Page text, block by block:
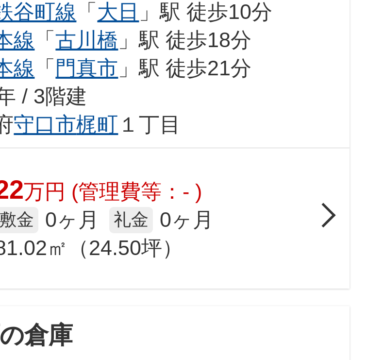
谷町線 「 大日 」駅 徒歩10分
線 「古川橋 」駅 徒歩18分
線 「 門真市 」駅 徒歩21分
/ 3階建
守口市梶町 １丁目
万円 (管理費等：- )
敷金 0ヶ月 礼金
0ヶ月
㎡（24.50坪）
倉庫